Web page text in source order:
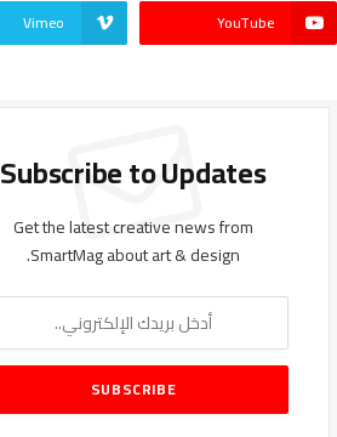
YouTube
Vimeo
Subscribe to Updates
Get the latest creative news from
SmartMag about art & design.